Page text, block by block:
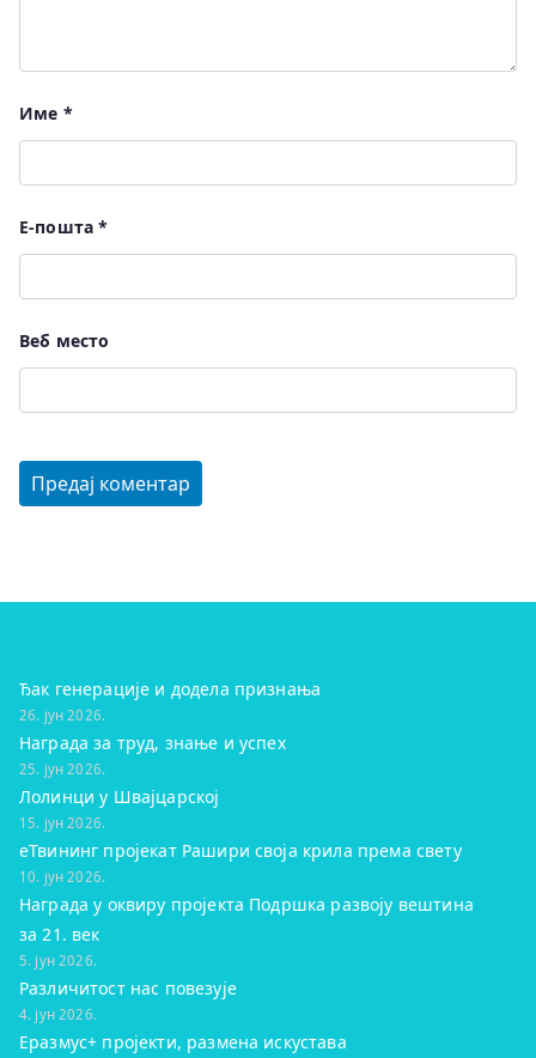
Име *
Е-пошта*
Веб место
Ђак генерације и додела признања
26. јун 2026.
Награда за труд, знање и успех
25. јун 2026.
Лолинци у Швајцарској
15. јун 2026.
eТвининг пројекат Рашири своја крила према свету
10. јун 2026.
Награда у оквиру пројекта Подршка развоју вештина
за 21. век
5. јун 2026.
Различитост нас повезује
4. јун 2026.
Еразмус+ пројекти, размена искустава